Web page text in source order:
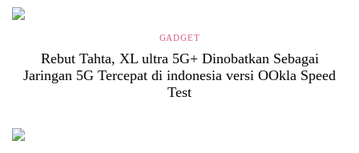
GADGET
Rebut Tahta, XL ultra 5G+ Dinobatkan Sebagai
Jaringan 5G Tercepat di indonesia versi OOkla Speed
Test